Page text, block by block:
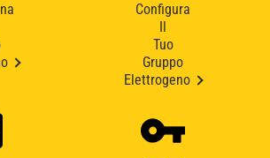
Configura
Tuo
Gruppo
Elettrogeno